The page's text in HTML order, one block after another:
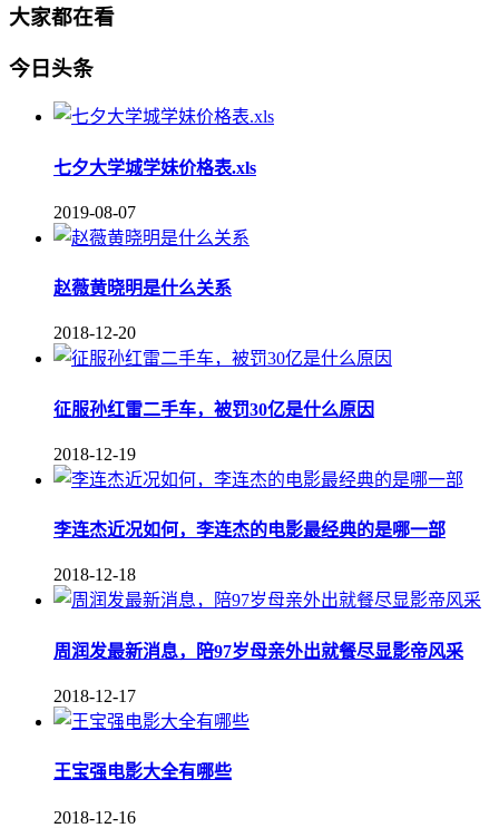
大家都在看
今日头条
七夕大学城学妹价格表.xls
2019-08-07
赵薇黄晓明是什么关系
2018-12-20
征服孙红雷二手车，被罚30亿是什么原因
2018-12-19
李连杰近况如何，李连杰的电影最经典的是哪一部
2018-12-18
周润发最新消息，陪97岁母亲外出就餐尽显影帝风采
2018-12-17
王宝强电影大全有哪些
2018-12-16